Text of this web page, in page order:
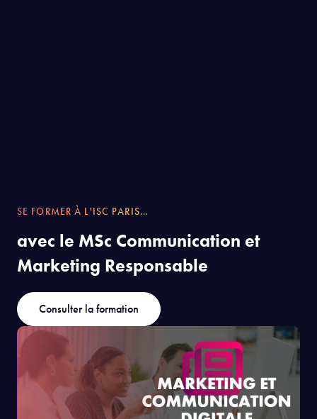
SE FORMER À L'ISC PARIS…
avec le MSc Communication et
Marketing Responsable
Consulter la formation